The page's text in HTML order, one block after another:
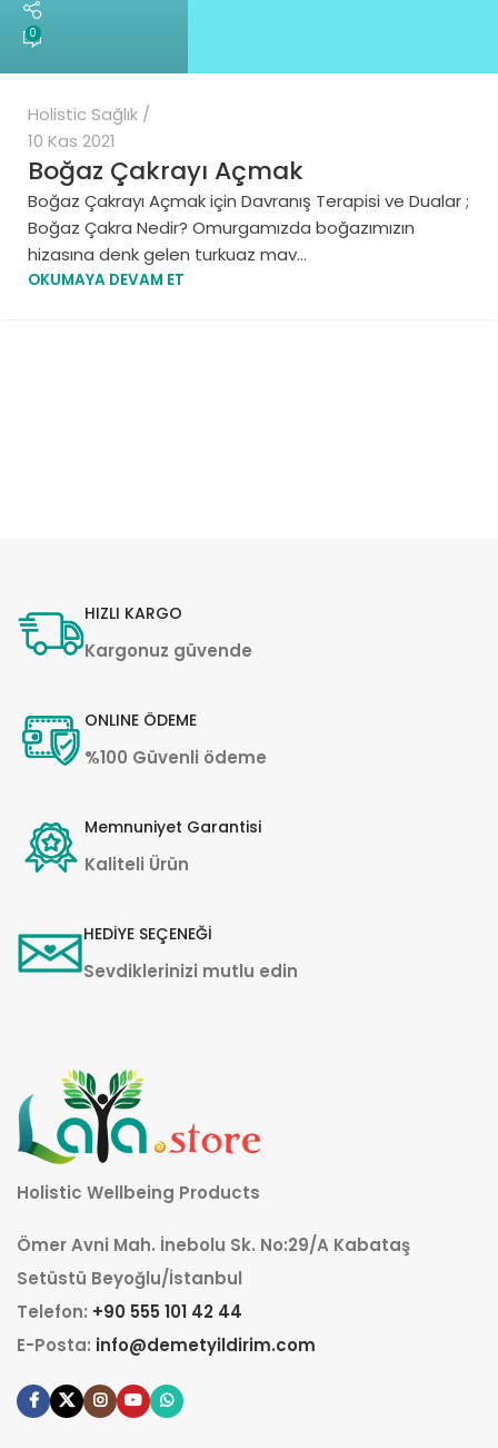
0
Holistic Sağlık
10 Kas 2021
Boğaz Çakrayı Açmak
Boğaz Çakrayı Açmak için Davranış Terapisi ve Dualar ;
Boğaz Çakra Nedir? Omurgamızda boğazımızın
hizasına denk gelen turkuaz mav...
OKUMAYA DEVAM ET
HIZLI KARGO
Kargonuz güvende
ONLINE ÖDEME
%100 Güvenli ödeme
Memnuniyet Garantisi
Kaliteli Ürün
HEDİYE SEÇENEĞİ
Sevdiklerinizi mutlu edin
Holistic Wellbeing Products
Ömer Avni Mah. İnebolu Sk. No:29/A Kabataş
Setüstü Beyoğlu/İstanbul
Telefon: +90 555 101 42 44
E-Posta: info@demetyildirim.com